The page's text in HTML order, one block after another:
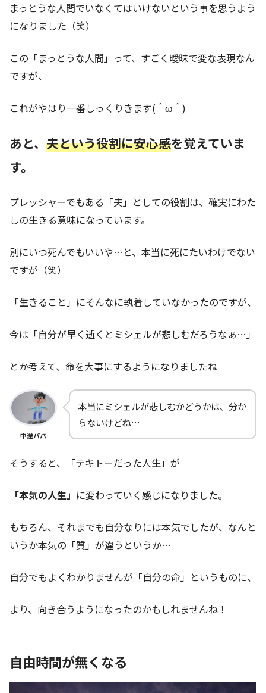
まっとうな人間でいなくてはいけないという事を思うよう
になりました（笑）
この「まっとうな人間」って、すごく曖昧で変な表現なん
ですが、
これがやはり一番しっくりきます(＾ω＾)
あと、 夫という役割に安心感を覚えていま
す。
プレッシャーでもある「夫」としての役割は、確実にわた
しの生きる意味になっています。
別にいつ死んでもいいや…と、本当に死にたいわけでない
ですが（笑）
「生きること」にそんなに執着していなかったのですが、
今は「自分が早く逝くとミシェルが悲しむだろうなぁ…」
とか考えて、命を大事にするようになりましたね
中途パパ
本当にミシェルが悲しむかどうかは、分か
らないけどね…
そうすると、「テキトーだった人生」が
「本気の人生」 に変わっていく感じになりました。
もちろん、それまでも自分なりには本気でしたが、なんと
いうか本気の「質」が違うというか…
自分でもよくわかりませんが「自分の命」というものに、
より、向き合うようになったのかもしれませんね！
自由時間が無くなる